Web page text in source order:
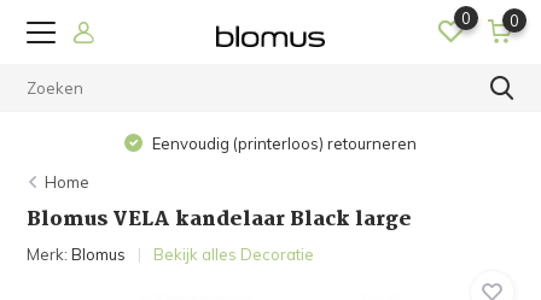
0 0
(printerloos) retourneren
Home
Blomus VELA kandelaar Black large
Merk:Blomus Bekijk alles Decoratie